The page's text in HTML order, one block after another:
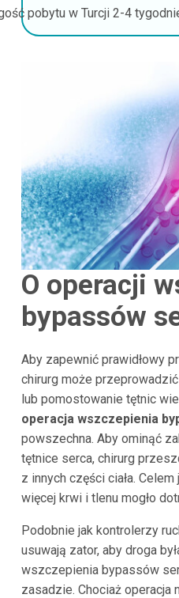
pobytu w Turcji 2-4
O operacji
bypassów
Aby zapewnić prawidłowy
chirurg może
lub pomostowanie tętnic
operacja wszczepienia
powszechna. Aby ominąć
tętnice serca, chirurg
z innych części ciała.
więcej krwi i tlenu mogło
Podobnie jak kontrolerzy
usuwają zator, aby droga
wszczepienia bypassów
zasadzie. Chociaż operacja